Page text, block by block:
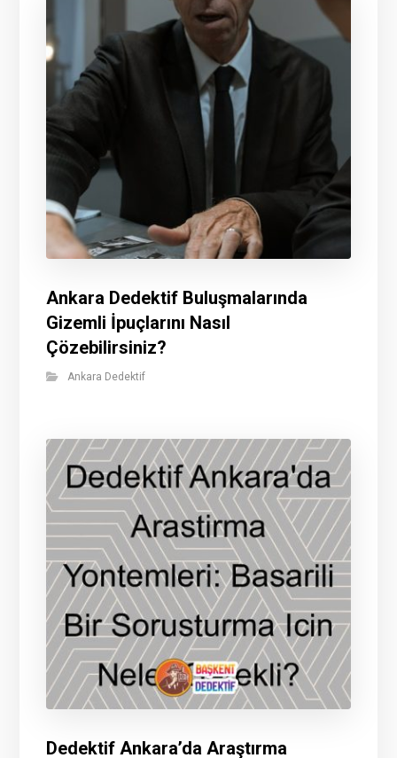
Ankara Dedektif Buluşmalarında
Gizemli İpuçlarını Nasıl
Çözebilirsiniz?
Ankara Dedektif
Dedektif Ankara’da Araştırma